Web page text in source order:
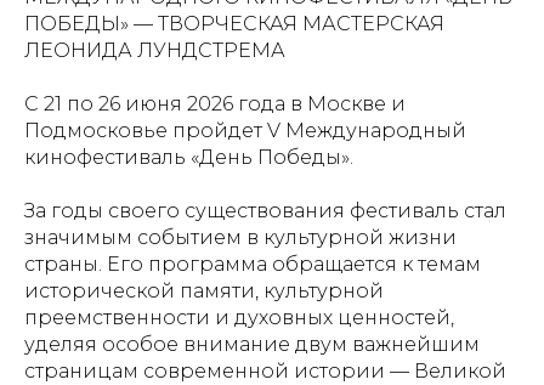
ПОБЕДЫ» — ТВОРЧЕСКАЯ МАСТЕРСКАЯ
ЛЕОНИДА ЛУНДСТРЕМА
С 21 по 26 июня 2026 года в Москве и
Подмосковье пройдет V Международный
кинофестиваль «День Победы».
За годы своего существования фестиваль стал
значимым событием в культурной жизни
страны. Его программа обращается к темам
исторической памяти, культурной
преемственности и духовных ценностей,
уделяя особое внимание двум важнейшим
страницам современной истории — Великой